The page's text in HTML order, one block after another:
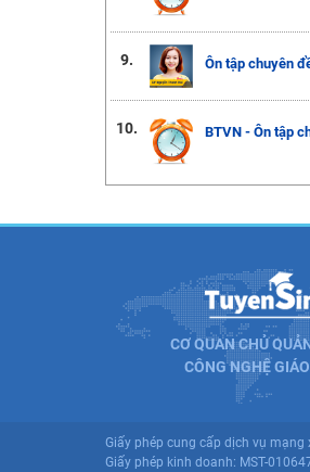
9. Ôn tập chuyên
10. BTVN - Ôn tập
CƠ QUAN CHỦ
CÔNG NGHỆ
Giấy phép cung cấp dịch vụ
Giấy phép kinh doanh: MST-